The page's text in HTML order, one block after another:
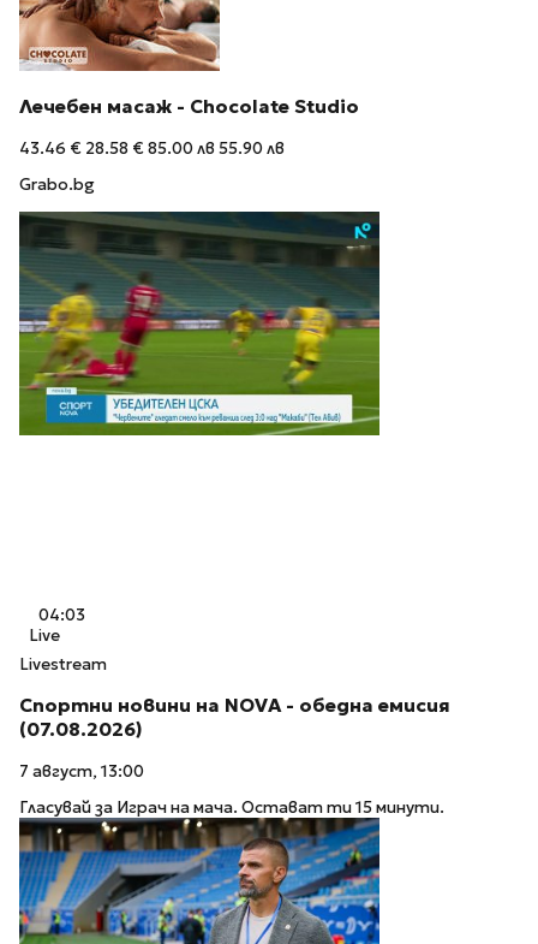
Лечебен масаж - Chocolate Studio
43.46 € 28.58 €85.00 лв 55.90 лв
Grabo.bg
04:03
Live
Livestream
Спортни новини на NOVA - обедна емисия
(07.08.2026)
7 август, 13:00
Гласувай за Играч на мача. Остават ти 15 минути.